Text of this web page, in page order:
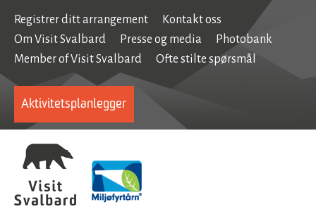
Registrer ditt arrangement
Kontakt oss
Om Visit Svalbard
Presse og media
Photobank
Member of Visit Svalbard
Ofte stilte spørsmål
Aktivitetsplanlegger